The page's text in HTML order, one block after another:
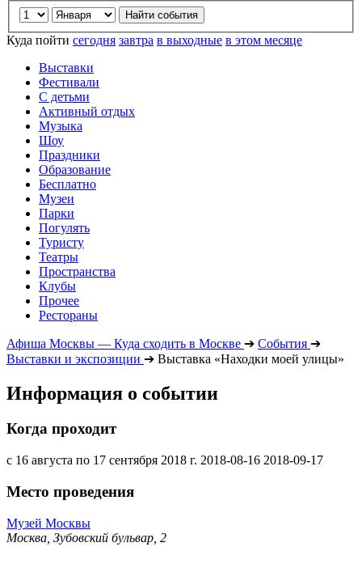
Куда пойти сегодня завтра в выходные в этом месяце
Выставки
Фестивали
С детьми
Активный отдых
Музыка
Шоу
Праздники
Образование
Бесплатно
Музеи
Парки
Погулять
Туристу
Театры
Пространства
Клубы
Прочее
Рестораны
Афиша Москвы — Куда сходить в Москве ➔ События ➔
Выставки и экспозиции ➔ Выставка «Находки моей улицы»
Информация о событии
Когда проходит
с 16 августа по 17 сентября 2018 г. 2018-08-16 2018-09-17
Место проведения
Музей Москвы
Москва, Зубовский бульвар, 2